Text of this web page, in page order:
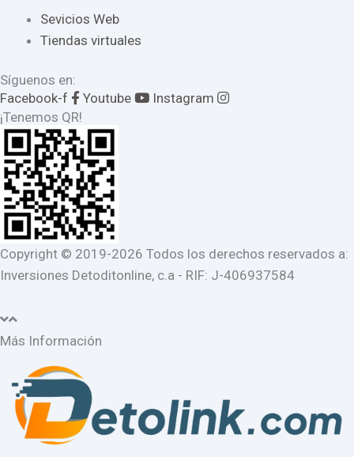
Sevicios Web
Tiendas virtuales
Síguenos en:
Facebook-f
Youtube
Instagram
¡Tenemos QR!
Copyright © 2019-2026 Todos los derechos reservados a:
Inversiones Detoditonline, c.a - RIF: J-406937584
Más Información